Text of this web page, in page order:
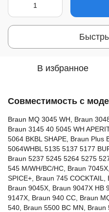
В избранное
Совместимость с
Braun MQ 3045 WH, Braun
Braun 3145 40 5045 WH
5064 BKBL SHAPE, Braun Plus
5064WHBL 5135 5137 5177
Braun 5237 5245 5264 5275
545 M/WH/BC/HC, Braun
SPICE+, Braun 745 COCKTAIL,
Braun 9045X, Braun 9047X HB
9147X, Braun 940 CC, Braun
540, Braun 5500 BC MN,